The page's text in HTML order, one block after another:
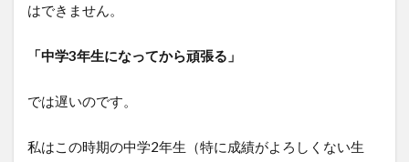
はできません。
「中学3年生になってから頑張る」
では遅いのです。
私はこの時期の中学2年生（特に成績がよろしくない生